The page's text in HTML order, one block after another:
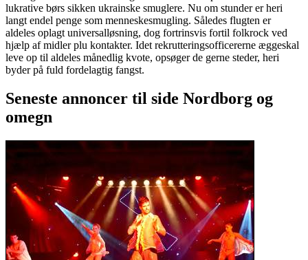
lukrative børs sikken ukrainske smuglere. Nu om stunder er heri
langt endel penge som menneskesmugling. Således flugten er
aldeles oplagt universalløsning, dog fortrinsvis fortil folkrock ved
hjælp af midler plu kontakter. Idet rekrutteringsofficererne æggeskal
leve op til aldeles månedlig kvote, opsøger de gerne steder, heri
byder på fuld fordelagtig fangst.
Seneste annoncer til side Nordborg og
omegn